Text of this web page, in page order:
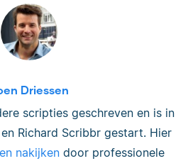
Driessen
scripties geschreven en is in
Richard Scribbr gestart. Hier
nakijkendoor professionele